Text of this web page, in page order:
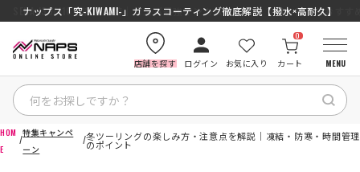
ナップス「究-KIWAMI-」ガラスコーティング徹底解説【撥水×高耐久】
SENA J30/J10を徹底比較｜コスパ最強インカムはどっち？初心者にもおすす
店舗を探す ログイン お気に入り カート
0
MENU
HOME
HOM
E
特集キャンペ
ーン
冬ツーリングの楽しみ方・注意点を解説｜凍結・防寒・時間管理
のポイント